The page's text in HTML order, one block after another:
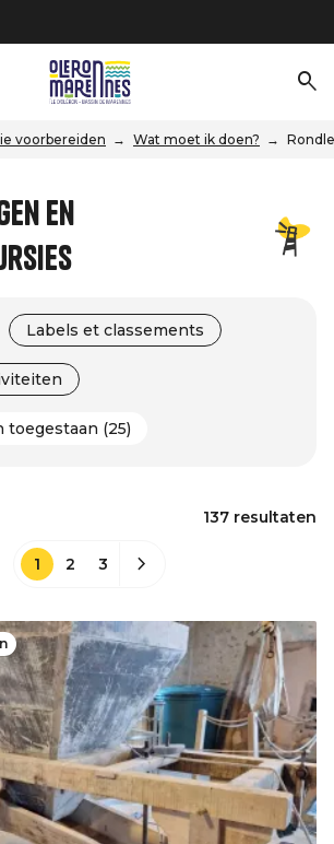
voorbereiden Wat moet ik doen?
en
Labels et classements
toegestaan (25)
137 resultaten
1 2 3